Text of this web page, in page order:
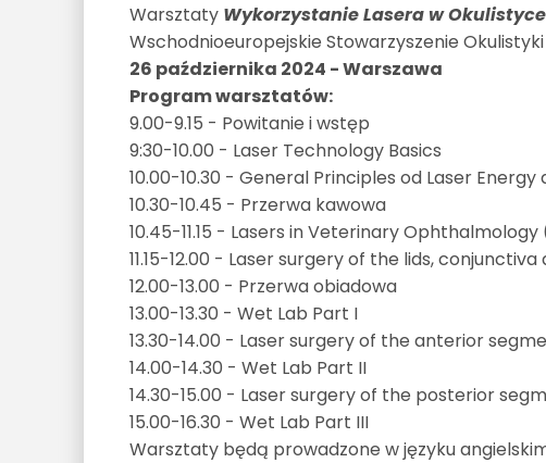
Warsztaty Wykorzystanie Lasera w
Wschodnioeuropejskie Stowarzyszenie
26 października 2024 - Warszawa
Program warsztatów:
9.00-9.15 - Powitanie i wstęp
9:30-10.00 - Laser Technology Basics
10.00-10.30 - General Principles od Laser
10.30-10.45 - Przerwa kawowa
10.45-11.15 - Lasers in Veterinary
11.15-12.00 - Laser surgery of the lids,
12.00-13.00 - Przerwa obiadowa
13.00-13.30 - Wet Lab Part I
13.30-14.00 - Laser surgery of the anterior
14.00-14.30 - Wet Lab Part II
14.30-15.00 - Laser surgery of the posterior
15.00-16.30 - Wet Lab Part III
Warsztaty będą prowadzone w języku